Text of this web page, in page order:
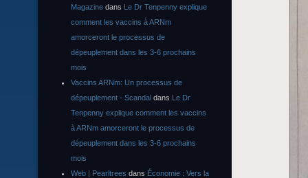
Magazine dans Le Dr Tenpenny explique
comment les vaccins à ARNm
amorceront le processus de
dépeuplement dans les 3-6 prochains
mois
Vaccins ARNm: Un processus de
dépeuplement - Scandal dans Le Dr
Tenpenny explique comment les vaccins
à ARNm amorceront le processus de
dépeuplement dans les 3-6 prochains
mois
Web | Pearltrees dans Économie : Vers la